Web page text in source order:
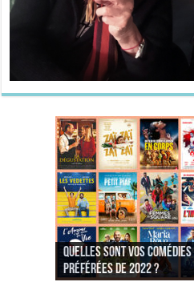
Quelles sont vos
préférées de 2022 ?
Quel est votre
Noël est une ordure ?
Quelles sont vos
préférées de 2021 ?
Quel est votre «
Quels sont vos 3 comédies
préférées ?
Quel est votre « Tati »
Quel est votre « bronzé »